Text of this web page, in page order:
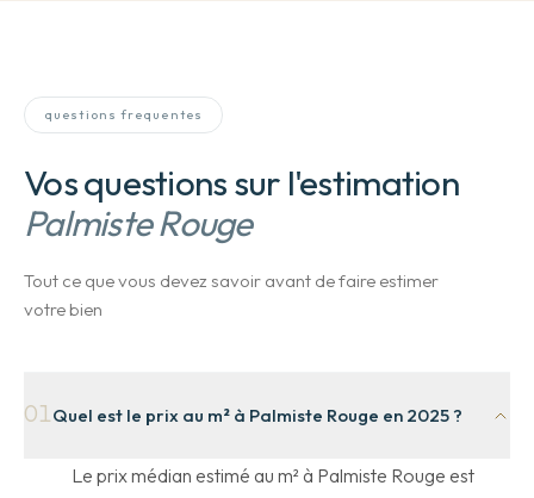
questions frequentes
Vos questions sur l'estimation
Palmiste Rouge
Tout ce que vous devez savoir avant de faire estimer
votre bien
01Quel est le prix au m² à Palmiste Rouge en 2025 ?
Le prix médian estimé au m² à Palmiste Rouge est